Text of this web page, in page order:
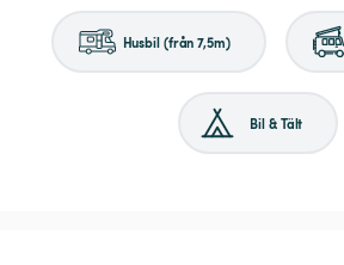
Husbil (från 7,5m)
Bil & Tält